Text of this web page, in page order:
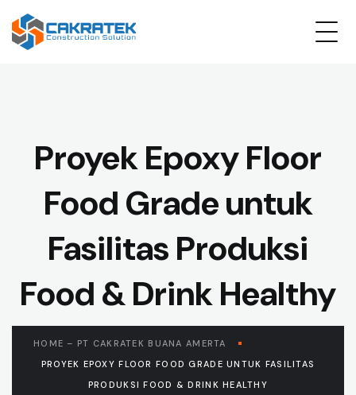
Proyek Epoxy Floor
Food Grade untuk
Fasilitas Produksi
Food & Drink Healthy
HOME – PT CAKRATEK BUANA AMERTA
PROYEK EPOXY FLOOR FOOD GRADE UNTUK FASILITAS
PRODUKSI FOOD & DRINK HEALTHY